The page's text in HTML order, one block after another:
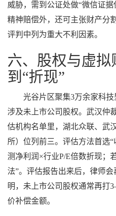
威胁，需到公证处做“微信证
精神赔偿外，还可主张财产分
评判中列为重大不利因素。
六、股权与虚拟
到“折现”
光谷片区聚集3万余家科
涉及未上市公司股权。武汉仲
估机构名单里，湖北众联、武
所）位列前三。评估方法首选
测净利润×行业P/E倍数折现；
法”。评估报告出来后，律师
明，未上市公司股权通常再打
价补偿金额。